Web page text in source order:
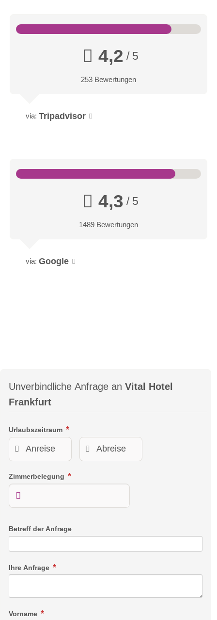
4,2 / 5
253 Bewertungen
via: Tripadvisor
4,3 / 5
1489 Bewertungen
via: Google
Unverbindliche Anfrage an Vital Hotel
Frankfurt
Urlaubszeitraum
Zimmerbelegung
Betreff der Anfrage
Ihre Anfrage
Vorname